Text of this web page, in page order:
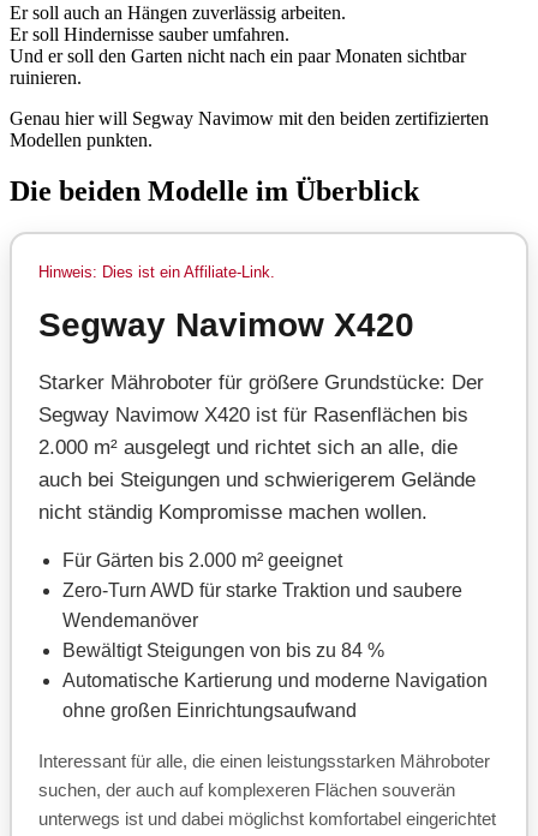
Er soll auch an Hängen zuverlässig arbeiten.
Er soll Hindernisse sauber umfahren.
Und er soll den Garten nicht nach ein paar Monaten sichtbar
ruinieren.
Genau hier will Segway Navimow mit den beiden zertifizierten
Modellen punkten.
Die beiden Modelle im Überblick
Hinweis: Dies ist ein Affiliate-Link.
Segway Navimow X420
Starker Mähroboter für größere Grundstücke: Der
Segway Navimow X420 ist für Rasenflächen bis
2.000 m² ausgelegt und richtet sich an alle, die
auch bei Steigungen und schwierigerem Gelände
nicht ständig Kompromisse machen wollen.
Für Gärten bis 2.000 m² geeignet
Zero-Turn AWD für starke Traktion und saubere
Wendemanöver
Bewältigt Steigungen von bis zu 84 %
Automatische Kartierung und moderne Navigation
ohne großen Einrichtungsaufwand
Interessant für alle, die einen leistungsstarken Mähroboter
suchen, der auch auf komplexeren Flächen souverän
unterwegs ist und dabei möglichst komfortabel eingerichtet